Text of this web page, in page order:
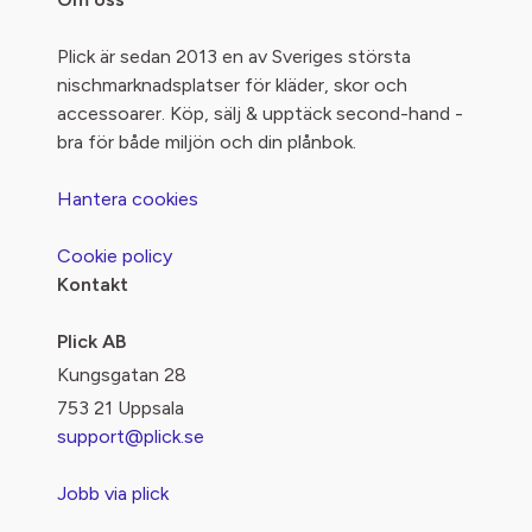
Plick är sedan 2013 en av Sveriges största
nischmarknadsplatser för kläder, skor och
accessoarer. Köp, sälj & upptäck second-hand -
bra för både miljön och din plånbok.
Hantera cookies
Cookie policy
Kontakt
Plick AB
Kungsgatan 28
753 21 Uppsala
support@plick.se
Jobb via plick